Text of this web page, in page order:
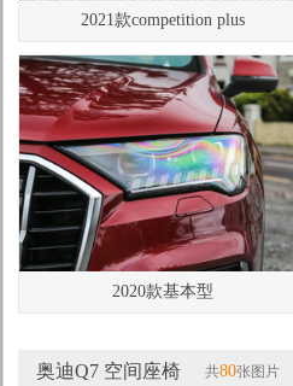
2021款competition plus
2020款基本型
奥迪Q7 空间座椅 共80张图片